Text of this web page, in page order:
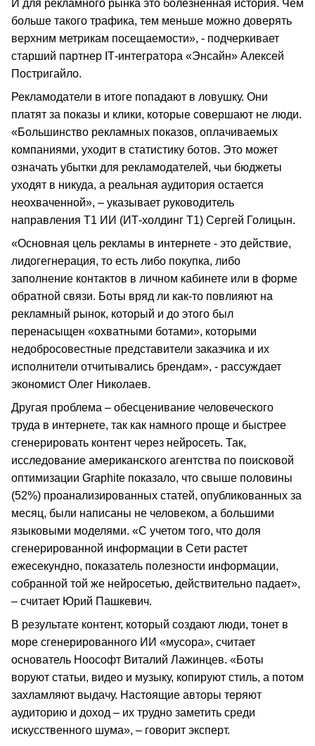
И для рекламного рынка это болезненная история. Чем
больше такого трафика, тем меньше можно доверять
верхним метрикам посещаемости», - подчеркивает
старший партнер ІТ-интегратора «Энсайн» Алексей
Постригайло.
Рекламодатели в итоге попадают в ловушку. Они
платят за показы и клики, которые совершают не люди.
«Большинство рекламных показов, оплачиваемых
компаниями, уходит в статистику ботов. Это может
означать убытки для рекламодателей, чьи бюджеты
уходят в никуда, а реальная аудитория остается
неохваченной», – указывает руководитель
направления Т1 ИИ (ИТ-холдинг Т1) Сергей Голицын.
«Основная цель рекламы в интернете - это действие,
лидогегнерация, то есть либо покупка, либо
заполнение контактов в личном кабинете или в форме
обратной связи. Боты вряд ли как-то повлияют на
рекламный рынок, который и до этого был
перенасыщен «охватными ботами», которыми
недобросовестные представители заказчика и их
исполнители отчитывались брендам», - рассуждает
экономист Олег Николаев.
Другая проблема – обесценивание человеческого
труда в интернете, так как намного проще и быстрее
сгенерировать контент через нейросеть. Так,
исследование американского агентства по поисковой
оптимизации Graphite показало, что свыше половины
(52%) проанализированных статей, опубликованных за
месяц, были написаны не человеком, а большими
языковыми моделями. «С учетом того, что доля
сгенерированной информации в Сети растет
ежесекундно, показатель полезности информации,
собранной той же нейросетью, действительно падает»,
– считает Юрий Пашкевич.
В результате контент, который создают люди, тонет в
море сгенерированного ИИ «мусора», считает
основатель Ноософт Виталий Лажинцев. «Боты
воруют статьи, видео и музыку, копируют стиль, а потом
захламляют выдачу. Настоящие авторы теряют
аудиторию и доход – их трудно заметить среди
искусственного шума», – говорит эксперт.